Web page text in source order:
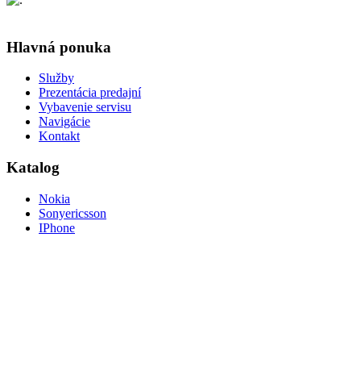
Hlavná ponuka
Služby
Prezentácia predajní
Vybavenie servisu
Navigácie
Kontakt
Katalog
Nokia
Sonyericsson
IPhone